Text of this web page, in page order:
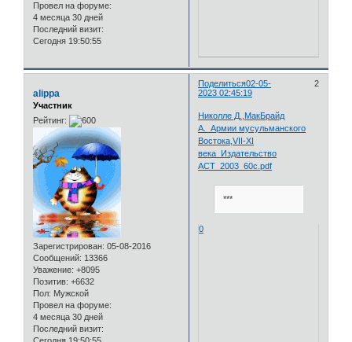
Провел на форуме:
4 месяца 30 дней
Последний визит:
Сегодня 19:50:55
Поделиться 2
02-05-
2023 02:45:19
alippa
Участник
Рейтинг:
Зарегистрирован: 05-08-2016
Сообщений: 13366
Уважение: +8095
Позитив: +6632
Пол: Мужской
Провел на форуме:
4 месяца 30 дней
Последний визит:
Николле Д.,МакБрайд
А._Армии мусульманского
Востока,VII-XI
века_Издательство
АСТ_2003_60с.pdf
***
0